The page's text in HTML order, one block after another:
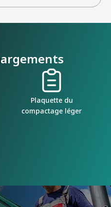
Plaquette du
compactage léger